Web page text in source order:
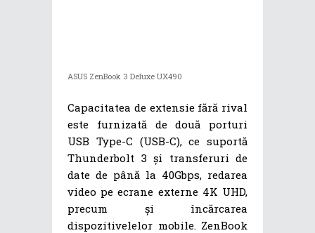
ASUS ZenBook 3 Deluxe UX490
Capacitatea de extensie fără rival
este furnizată de două porturi
USB Type-C (USB-C), ce suportă
Thunderbolt 3 și transferuri de
date de până la 40Gbps, redarea
video pe ecrane externe 4K UHD,
precum și încărcarea
dispozitivelelor mobile. ZenBook